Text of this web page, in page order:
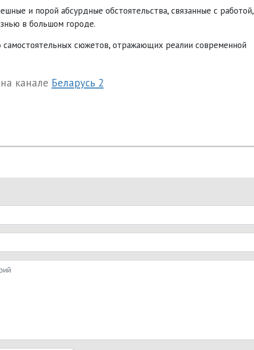
и порой абсурдные обстоятельства, связанные с работой,
в большом городе.
сюжетов, отражающих реалии современной
канале Беларусь 2